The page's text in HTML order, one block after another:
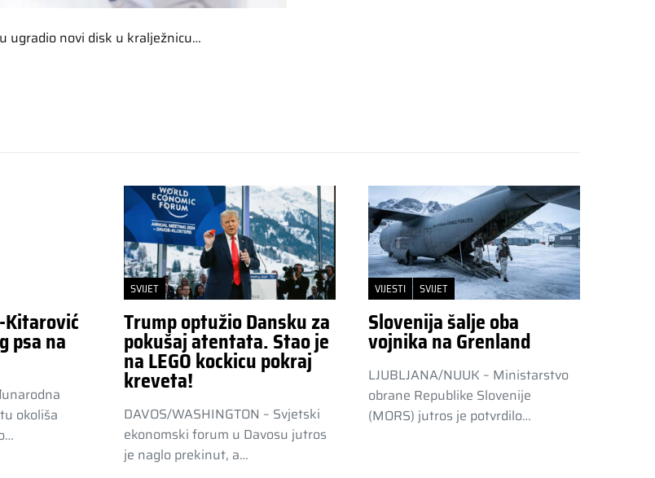
ugradio novi disk u kralježnicu…
Kitarović
psa na
okoliša
SVIJET
Trump optužio Dansku za
pokušaj atentata. Stao je
na LEGO kockicu pokraj
kreveta!
DAVOS/WASHINGTON – Svjetski
ekonomski forum u Davosu jutros
je naglo prekinut, a…
VIJESTI SVIJET
Slovenija šalje oba
vojnika na Grenland
LJUBLJANA/NUUK – Ministarstvo
obrane Republike Slovenije
(MORS) jutros je potvrdilo…